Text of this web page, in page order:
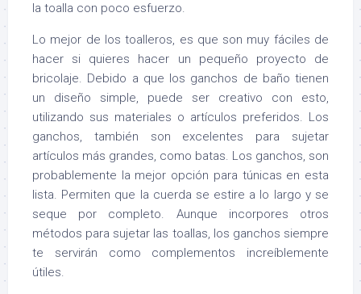
la toalla con poco esfuerzo.
Lo mejor de los toalleros, es que son muy fáciles de
hacer si quieres hacer un pequeño proyecto de
bricolaje. Debido a que los ganchos de baño tienen
un diseño simple, puede ser creativo con esto,
utilizando sus materiales o artículos preferidos. Los
ganchos, también son excelentes para sujetar
artículos más grandes, como batas. Los ganchos, son
probablemente la mejor opción para túnicas en esta
lista. Permiten que la cuerda se estire a lo largo y se
seque por completo. Aunque incorpores otros
métodos para sujetar las toallas, los ganchos siempre
te servirán como complementos increíblemente
útiles.